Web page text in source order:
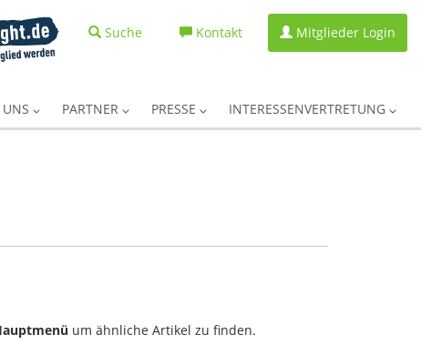
Suche Kontakt Mitglieder Login
UNS PARTNER PRESSE INTERESSENVERTRETUNG
um ähnliche Artikel zu finden.